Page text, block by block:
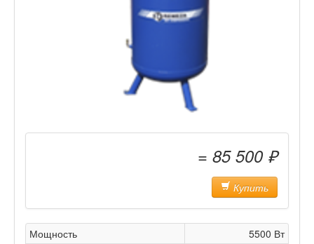
= 85 500 ₽
Купить
Мощность
5500 Вт